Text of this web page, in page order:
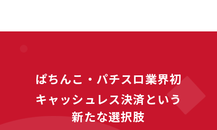
ぱちんこ・パチスロ業界初
キャッシュレス決済という
新たな選択肢